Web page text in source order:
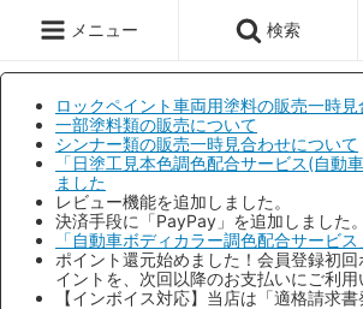
メニュー 検索
ロックペイント車両用塗料の販売一時
一部塗料類の販売について
シンナー類の販売一時見合わせについて
「日塗工見本色調色配合サービス(自動
ました
レビュー機能を追加しました。
決済手段に「PayPay」を追加しました。
「自動車ボディカラー調色配合サービ
ポイント還元始めました！会員登録初
イントを、次回以降のお支払いにご利用
【インボイス対応】当店は「適格請求